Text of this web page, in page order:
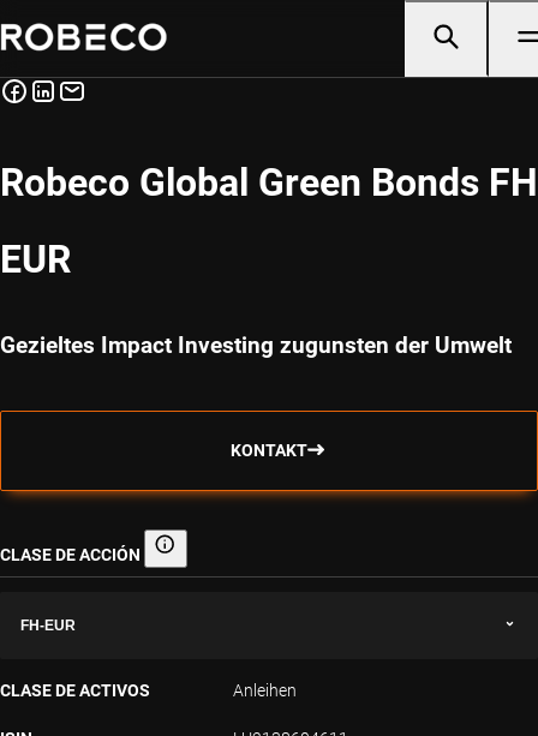
Robeco Global Green Bonds FH
EUR
Gezieltes Impact Investing zugunsten der Umwelt
KONTAKT
CLASE DE ACCIÓN Clase de acción
FH-EUR
CLASE DE ACTIVOS Anleihen